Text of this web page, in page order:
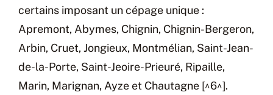
certains imposant un cépage unique :
Apremont, Abymes, Chignin, Chignin-Bergeron,
Arbin, Cruet, Jongieux, Montmélian, Saint-Jean-
de-la-Porte, Saint-Jeoire-Prieuré, Ripaille,
Marin, Marignan, Ayze et Chautagne [^6^].